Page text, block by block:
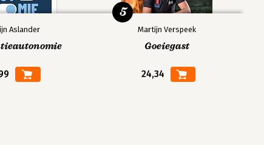
Aslander Martijn Verspeek
Goeiegast
24,34
5